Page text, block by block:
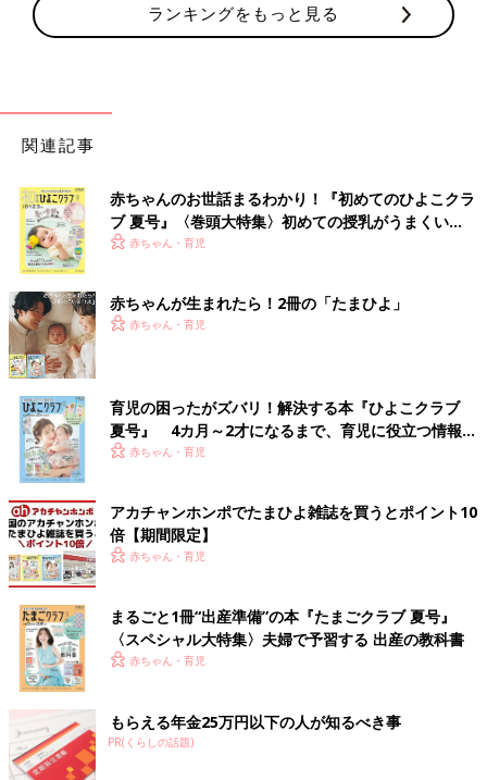
ランキングをもっと見る
関連記事
赤ちゃんのお世話まるわかり！『初めてのひよこクラ
ブ 夏号』〈巻頭大特集〉初めての授乳がうまくい
く！ おっぱい・ミルクの基本と夏のトラブル 解決テ
赤ちゃん・育児
赤ちゃんが生まれたら！2冊の「たまひよ」
赤ちゃん・育児
育児の困ったがズバリ！解決する本『ひよこクラブ
夏号』 4カ月～2才になるまで、育児に役立つ情報が
いっぱい！
赤ちゃん・育児
アカチャンホンポでたまひよ雑誌を買うとポイント10
倍【期間限定】
赤ちゃん・育児
まるごと1冊“出産準備”の本『たまごクラブ 夏号』
〈スペシャル大特集〉夫婦で予習する 出産の教科書
赤ちゃん・育児
もらえる年金25万円以下の人が知るべき事
PR(くらしの話題)